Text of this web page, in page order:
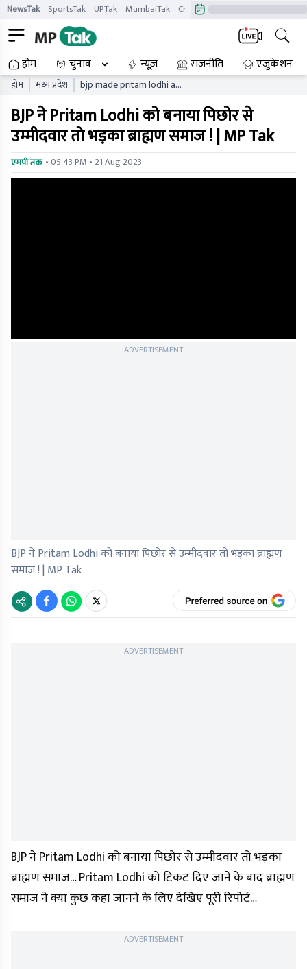
NewsTak SportsTak UPTak MumbaiTak CrimeTak
होम चुनाव न्यूज़ राजनीति एजुकेशन
होम मध्य प्रदेश
bjp made pritam lodhi a
brahmin community got
angry
BJP ने Pritam Lodhi को बनाया पिछोर से
उम्मीदवार तो भड़का ब्राह्मण समाज ! | MP Tak
एमपी तक • 05:43 PM • 21 Aug 2023
ADVERTISEMENT
BJP ने Pritam Lodhi को बनाया पिछोर से उम्मीदवार तो भड़का ब्राह्मण
समाज ! | MP Tak
ADVERTISEMENT
BJP ने Pritam Lodhi को बनाया पिछोर से उम्मीदवार तो भड़का
ब्राह्मण समाज… Pritam Lodhi को टिकट दिए जाने के बाद ब्राह्मण
समाज ने क्या कुछ कहा जानने के लिए देखिए पूरी रिपोर्ट…
ADVERTISEMENT